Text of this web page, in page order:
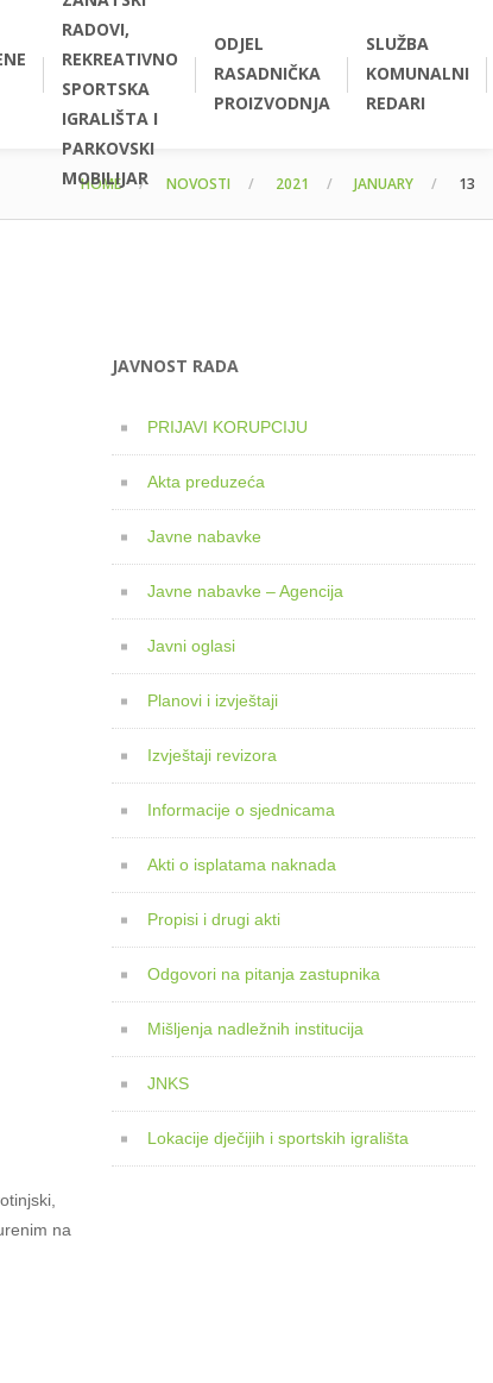
RADOVI,
REKREATIVNO
SPORTSKA
IGRALIŠTA I
PARKOVSKI
MOBILIJAR
ODJEL
RASADNIČKA
PROIZVODNJA
SLUŽBA
KOMUNALNI
REDARI
HOME NOVOSTI 2021 JANUARY 13
na
JAVNOST RADA
PRIJAVI KORUPCIJU
Akta preduzeća
Javne nabavke
Javne nabavke – Agencija
Javni oglasi
Planovi i izvještaji
Izvještaji revizora
Informacije o sjednicama
Akti o isplatama naknada
Propisi i drugi akti
Odgovori na pitanja zastupnika
Mišljenja nadležnih institucija
JNKS
Lokacije dječijih i sportskih igrališta